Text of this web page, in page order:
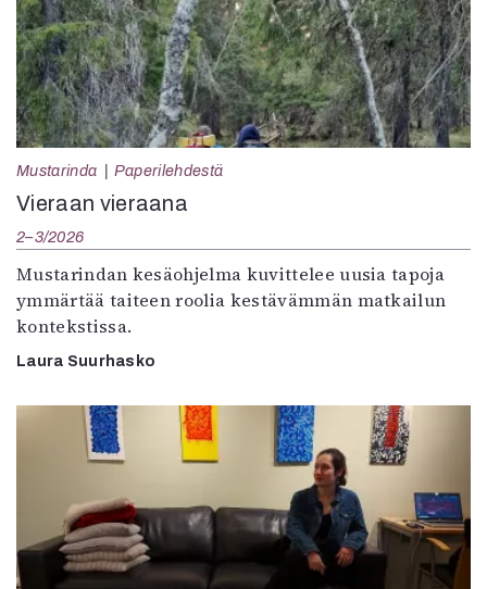
Mustarinda Paperilehdestä
Vieraan vieraana
2–3/2026
Mustarindan kesäohjelma kuvittelee uusia tapoja
ymmärtää taiteen roolia kestävämmän matkailun
kontekstissa.
Laura Suurhasko